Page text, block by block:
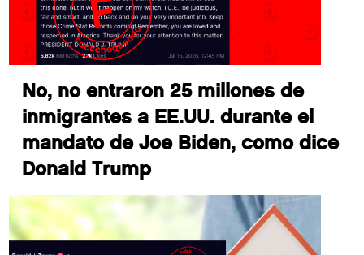
No, no entraron 25 millones de
inmigrantes a EE.UU. durante el
mandato de Joe Biden, como dice
Donald Trump